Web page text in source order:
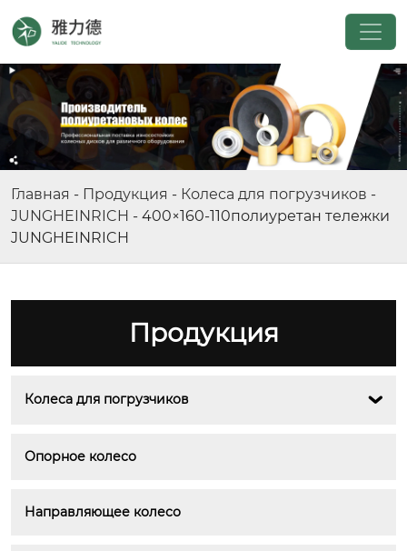
Главная - Продукция - Колеса для погрузчиков -
JUNGHEINRICH - 400×160-110полиуретан тележки
JUNGHEINRICH
Продукция
Колеса для погрузчиков 
Опорное колесо
Направляющее колесо